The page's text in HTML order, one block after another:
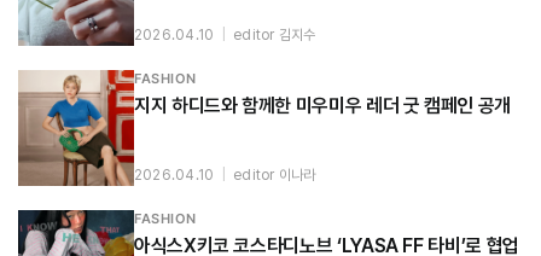
2026.04.10 editor 김지수
FASHION
지지 하디드와 함께한 미우미우 레더 굿 캠페인 공개
2026.04.10 editor 이나라
FASHION
아식스X키코 코스타디노브 ‘LYASA FF 타비’로 협업